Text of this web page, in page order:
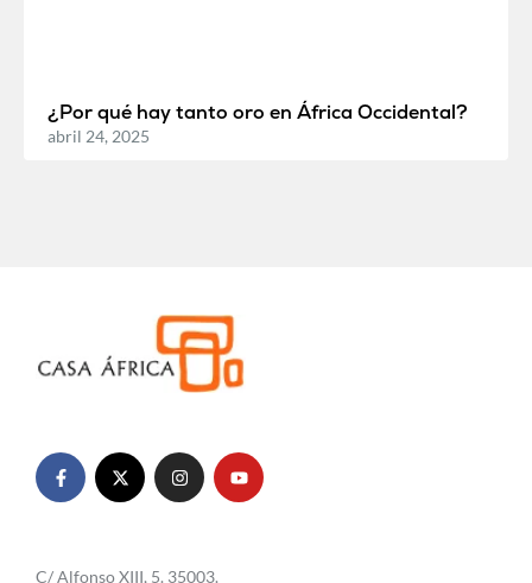
¿Por qué hay tanto oro en África Occidental?
abril 24, 2025
C/ Alfonso XIII, 5. 35003.